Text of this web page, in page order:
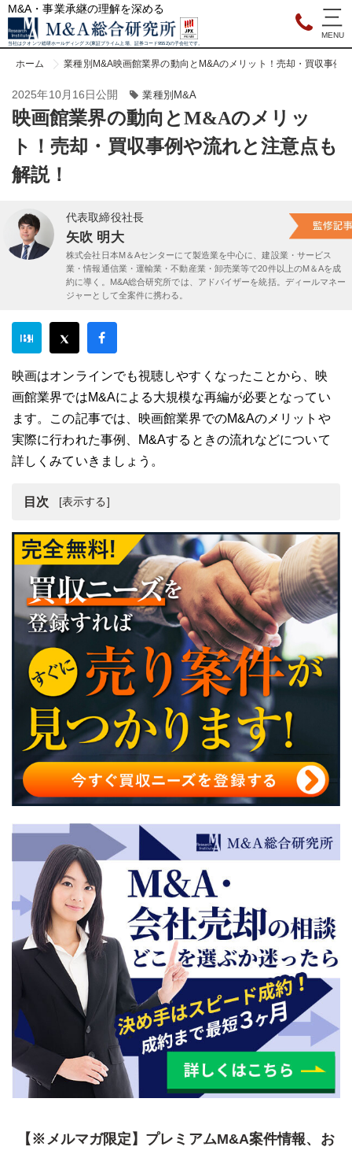
M&A・事業承継の理解を深める
当社はクオンツ総研ホールディングス(東証プライム上場、証券コード9552)の子会社です。
ホーム 業種別M&A映画館業界の動向とM&Aのメリット！売却・買収事例
2025年10月16日公開 業種別M&A
映画館業界の動向とM&Aのメリッ
ト！売却・買収事例や流れと注意点も
解説！
代表取締役社長
矢吹 明大
株式会社日本M＆Aセンターにて製造業を中心に、建設業・サービス
業・情報通信業・運輸業・不動産業・卸売業等で20件以上のM＆Aを成
約に導く。M&A総合研究所では、アドバイザーを統括。ディールマネー
ジャーとして全案件に携わる。
映画はオンラインでも視聴しやすくなったことから、映
画館業界ではM&Aによる大規模な再編が必要となってい
ます。この記事では、映画館業界でのM&Aのメリットや
実際に行われた事例、M&Aするときの流れなどについて
詳しくみていきましょう。
目次
映画館業界の動向
映画館会社をM&Aで売却するメリット
映画館業界のM&A・売却・買収事例3選
映画館会社のM&Aの流れ
映画館会社でM&Aを行う際の注意点
映画館会社のM&A・事業譲渡まとめ
【※メルマガ限定】プレミアムM&A案件情報、お